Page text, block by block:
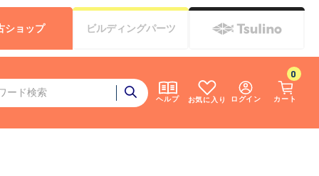
ヘルプ お気に入り ログイン カート
0
ショップ ビルディングパーツ